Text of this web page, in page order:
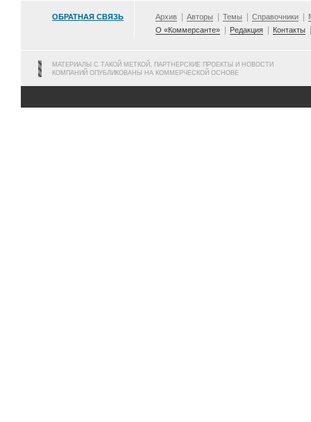
ОБРАТНАЯ СВЯЗЬ Архив Авторы Темы Справочники
О «Коммерсанте»
Редакция Контакты
МАТЕРИАЛЫ С ТАКОЙ МЕТКОЙ, ПАРТНЕРСКИЕ ПРОЕКТЫ И НОВОСТИ
КОМПАНИЙ ОПУБЛИКОВАНЫ НА КОММЕРЧЕСКОЙ ОСНОВЕ